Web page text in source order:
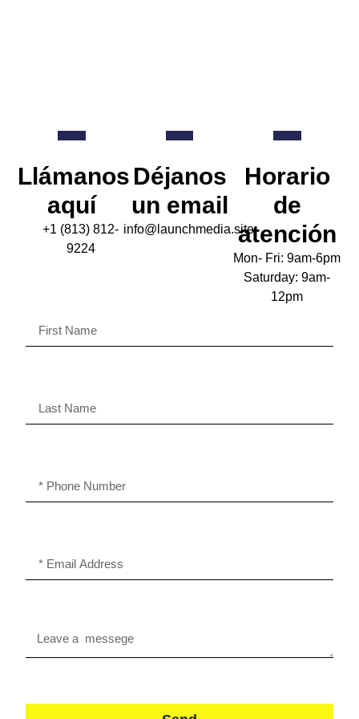
Llámanos
aquí
+1 (813) 812-
9224
Déjanos
un email
info@launchmedia.site
Horario
de
atención
Mon- Fri: 9am-6pm
Saturday: 9am-
12pm